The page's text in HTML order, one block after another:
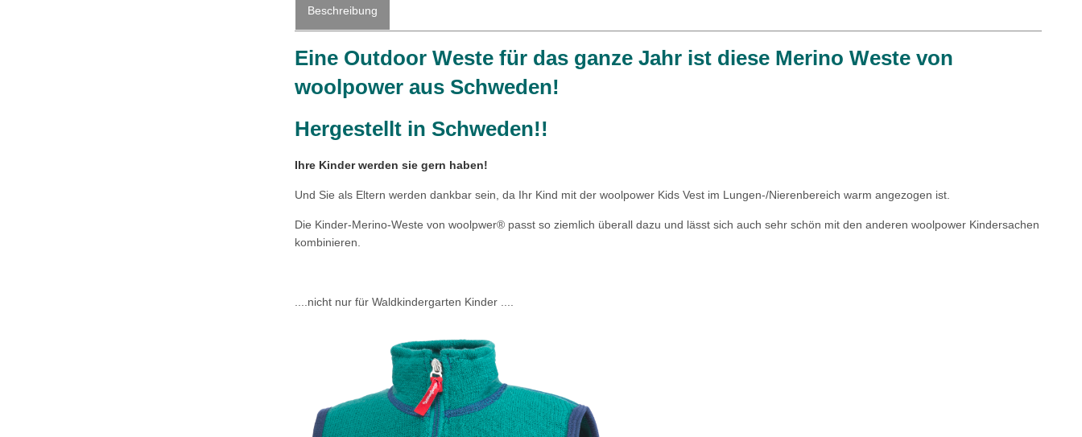
Beschreibung
Eine Outdoor Weste für das ganze Jahr ist diese Merino Weste von
woolpower aus Schweden!
Hergestellt in Schweden!!
Ihre Kinder werden sie gern haben!
Und Sie als Eltern werden dankbar sein, da Ihr Kind mit der woolpower Kids Vest im Lungen-/Nierenbereich warm angezogen ist.
Die Kinder-Merino-Weste von woolpwer® passt so ziemlich überall dazu und lässt sich auch sehr schön mit den anderen woolpower Kindersachen
kombinieren.
....nicht nur für Waldkindergarten Kinder ....